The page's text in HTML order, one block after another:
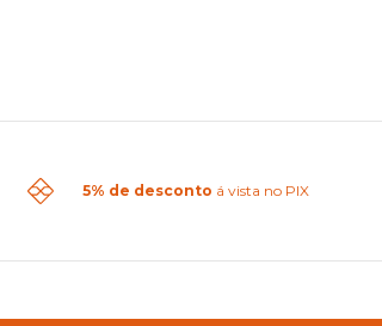
5% de desconto á vista no PIX